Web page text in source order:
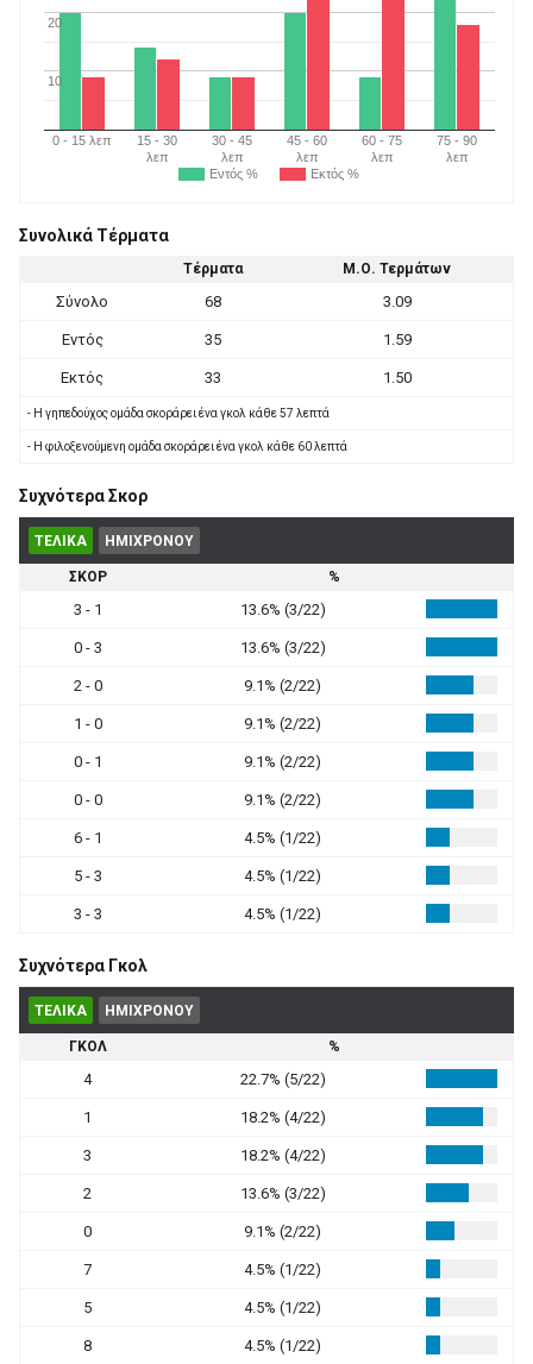
Εντός % Εκτός %
0 - 15 λεπ
15 - 30
λεπ
30 - 45
λεπ
45 - 60
λεπ
60 - 75
λεπ
75 - 90
λεπ
10
20
Συνολικά Τέρματα
Τέρματα Μ.Ο. Τερμάτων
Σύνολο 68 3.09
Εντός 35 1.59
Εκτός 33 1.50
- Η γηπεδούχος ομάδα σκοράρει ένα γκολ κάθε 57 λεπτά
- Η φιλοξενούμενη ομάδα σκοράρει ένα γκολ κάθε 60 λεπτά
Συχνότερα Σκορ
ΤΕΛΙΚΑ ΗΜΙΧΡΟΝΟΥ
ΣΚΟΡ %
3 - 1 13.6% (3/22)
0 - 3 13.6% (3/22)
2 - 0 9.1% (2/22)
1 - 0 9.1% (2/22)
0 - 1 9.1% (2/22)
0 - 0 9.1% (2/22)
6 - 1 4.5% (1/22)
5 - 3 4.5% (1/22)
3 - 3 4.5% (1/22)
Συχνότερα Γκολ
ΤΕΛΙΚΑ ΗΜΙΧΡΟΝΟΥ
ΓΚΟΛ %
4 22.7% (5/22)
1 18.2% (4/22)
3 18.2% (4/22)
2 13.6% (3/22)
0 9.1% (2/22)
7 4.5% (1/22)
5 4.5% (1/22)
8 4.5% (1/22)